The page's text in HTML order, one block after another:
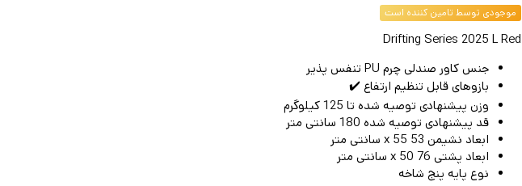
موجودی توسط تامین کننده است
Drifting Series 2025 L Red
جنس کاور صندلی چرم PU تنفس پذیر
بازوهای قابل تنظیم ارتفاع ✔️
وزن پیشنهادی توصیه شده تا 125 کیلوگرم
قد پیشنهادی توصیه شده 180 سانتی متر
ابعاد نشیمن 53 x 55 سانتی متر
ابعاد پشتی 76 x 50 سانتی متر
نوع پایه پنج شاخه